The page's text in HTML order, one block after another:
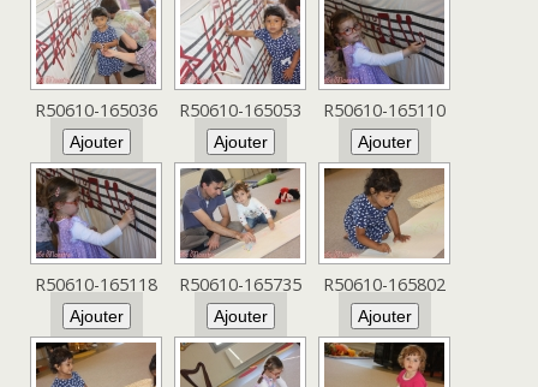
R50610-165036 R50610-165053 R50610-165110
R50610-165118 R50610-165735 R50610-165802